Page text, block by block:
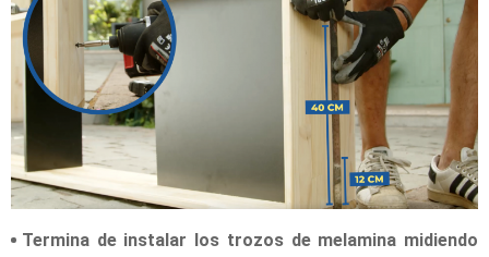
Termina de instalar los trozos de melamina midiendo